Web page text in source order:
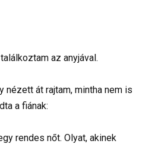
az anyjával.
nézett át rajtam, mintha nem is
a fiának:
rendes nőt. Olyat, akinek